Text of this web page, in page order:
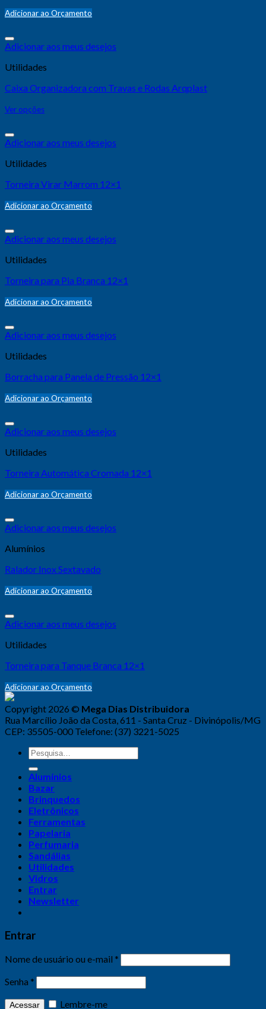
Adicionar ao Orçamento
Adicionar aos meus desejos
Utilidades
Caixa Organizadora com Travas e Rodas Arqplast
Ver opções
Adicionar aos meus desejos
Utilidades
Torneira Virar Marrom 12×1
Adicionar ao Orçamento
Adicionar aos meus desejos
Utilidades
Torneira para Pia Branca 12×1
Adicionar ao Orçamento
Adicionar aos meus desejos
Utilidades
Borracha para Panela de Pressão 12×1
Adicionar ao Orçamento
Adicionar aos meus desejos
Utilidades
Torneira Automática Cromada 12×1
Adicionar ao Orçamento
Adicionar aos meus desejos
Alumínios
Ralador Inox Sextavado
Adicionar ao Orçamento
Adicionar aos meus desejos
Utilidades
Torneira para Tanque Branca 12×1
Adicionar ao Orçamento
Copyright 2026 © Mega Dias Distribuidora
Rua Marcílio João da Costa, 611 - Santa Cruz - Divinópolis/MG
CEP: 35505-000 Telefone: (37) 3221-5025
Alumínios
Bazar
Brinquedos
Eletrônicos
Ferramentas
Papelaria
Perfumaria
Sandálias
Utilidades
Vidros
Entrar
Newsletter
Entrar
Nome de usuário ou e-mail *
Senha *
Acessar Lembre-me